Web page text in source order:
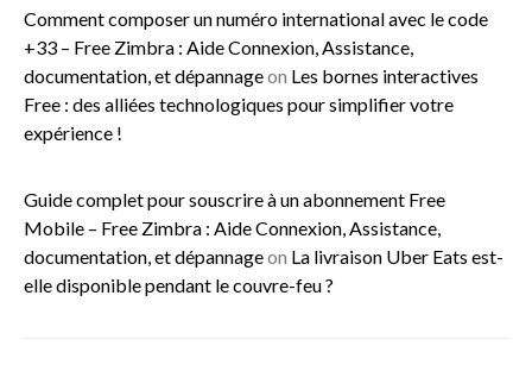
Comment composer un numéro international avec le code
+33 – Free Zimbra : Aide Connexion, Assistance,
documentation, et dépannageon Les bornes interactives
Free : des alliées technologiques pour simplifier votre
expérience !
Guide complet pour souscrire à un abonnement Free
Mobile – Free Zimbra : Aide Connexion, Assistance,
documentation, et dépannageon La livraison Uber Eats est-
elle disponible pendant le couvre-feu ?